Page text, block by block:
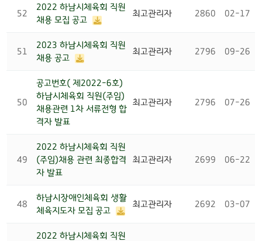
52
2022 하남시체육회 직원
채용 모집 공고
최고관리자 2860 02-17
51
2023 하남시체육회 직원
채용 공고
최고관리자 2796 09-26
50
공고번호( 제2022-6호)
하남시체육회 직원(주임)
채용관련 1차 서류전형 합
격자 발표
최고관리자 2796 07-26
49
2022 하남시체육회 직원
(주임)채용 관련 최종합격
자 발표
최고관리자 2699 06-22
48
하남시장애인체육회 생활
체육지도자 모집 공고
최고관리자 2692 03-07
2022 하남시체육회 직원